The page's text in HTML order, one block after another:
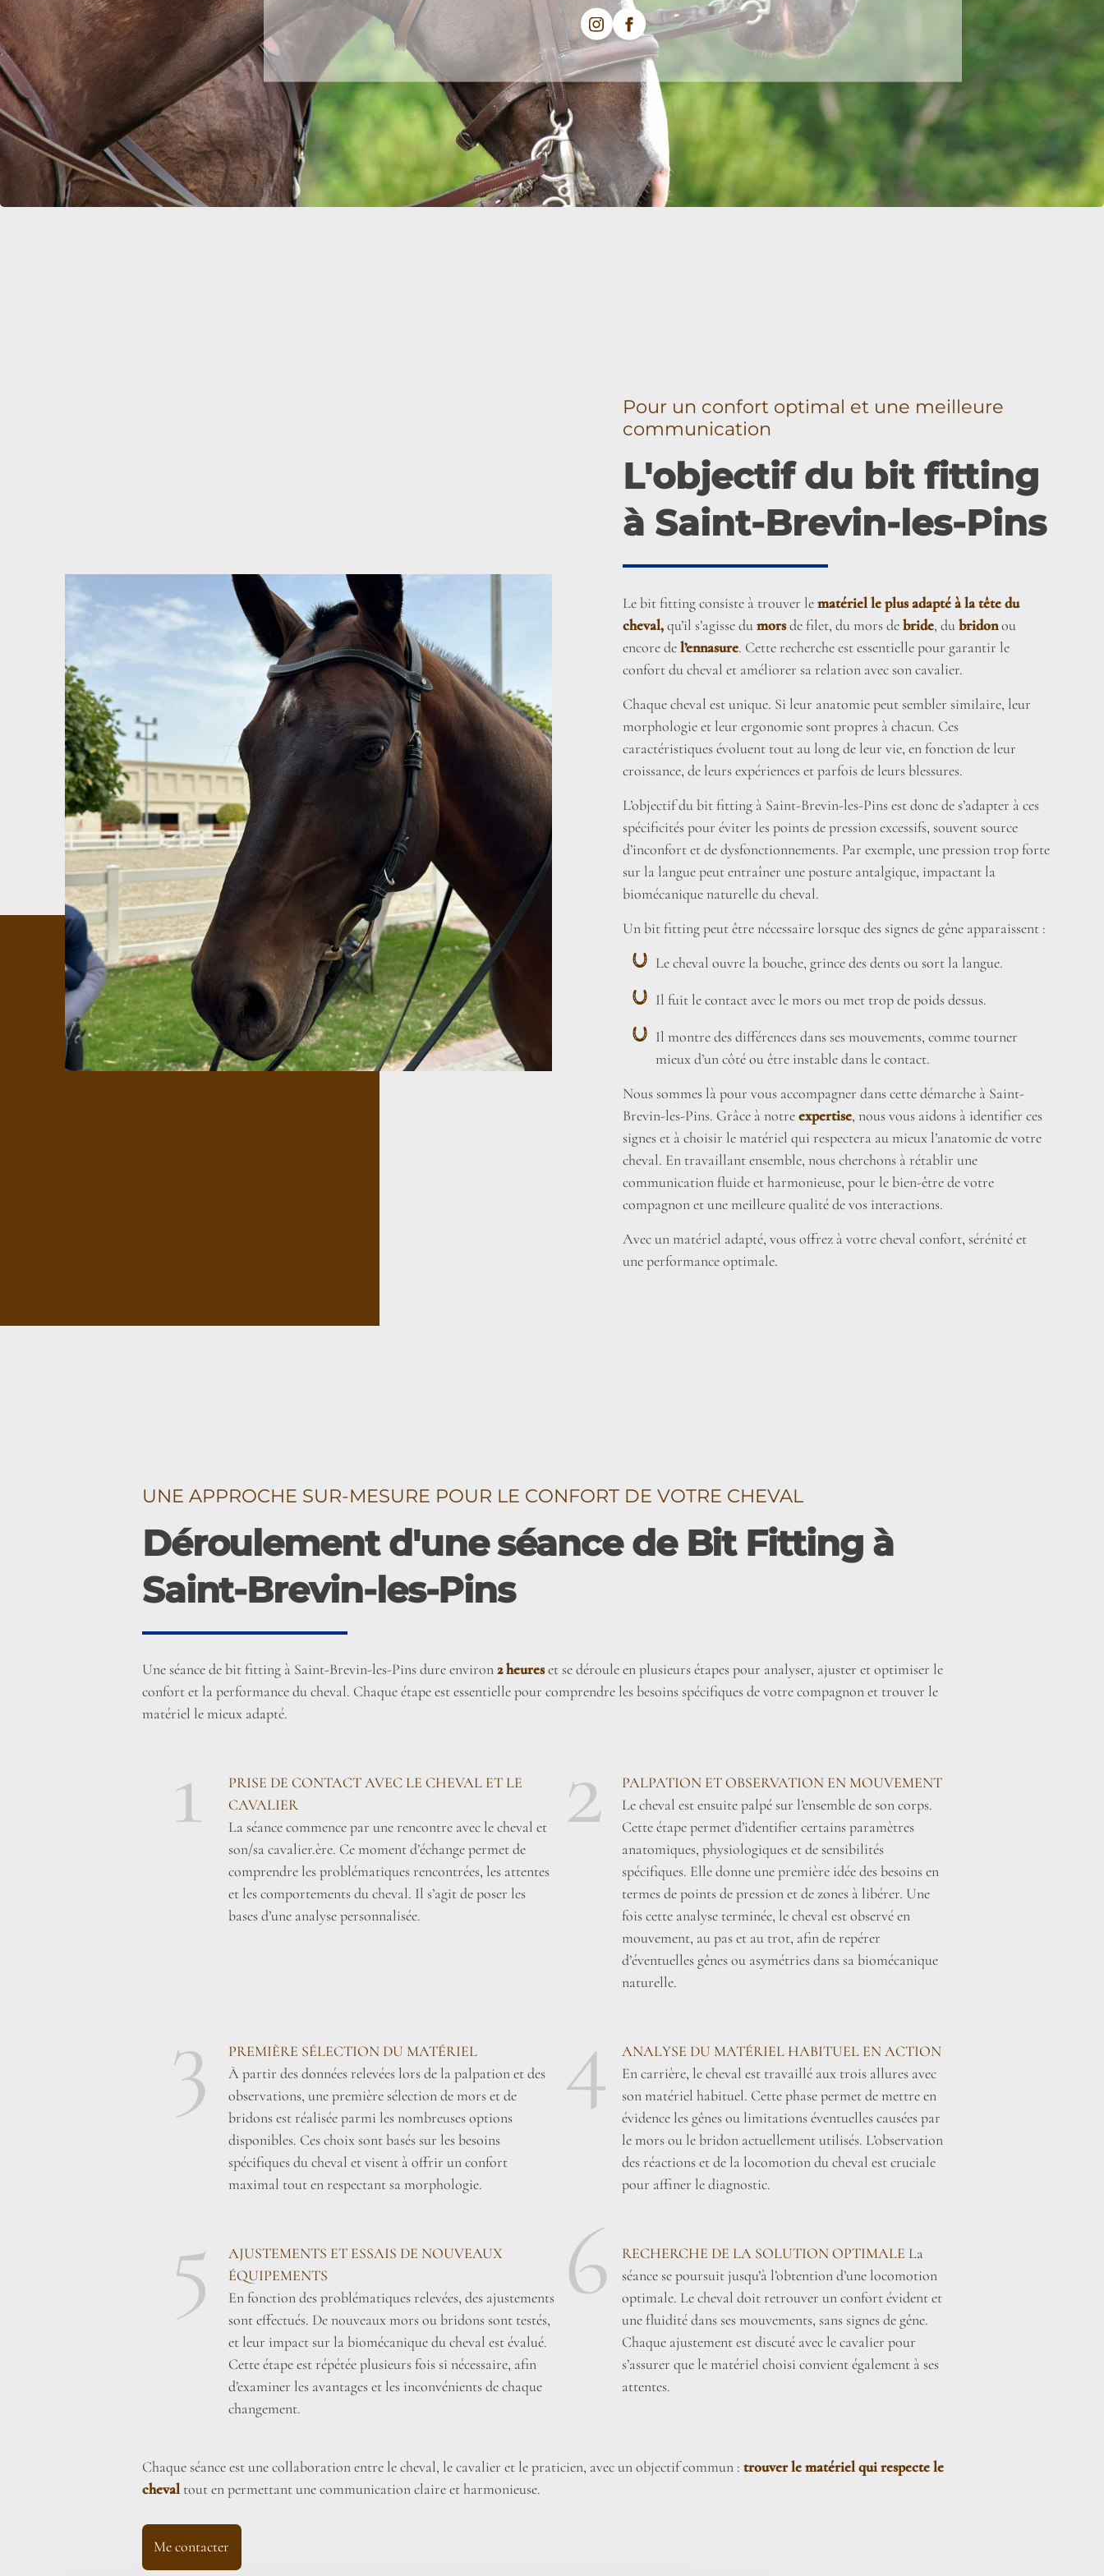
Pour un confort optimal et une meilleure
communication
L'objectif du bit fitting
à Saint-Brevin-les-Pins
Le bit fitting consiste à trouver lematériel le plus adapté à la tête du
cheval,qu’il s’agisse dumorsde filet, du mors debride, dubridonou
encore del’ennasure. Cette recherche est essentielle pour garantir le
confort du cheval et améliorer sa relation avec son cavalier.
Chaque cheval est unique. Si leur anatomie peut sembler similaire, leur
morphologie et leur ergonomie sont propres à chacun. Ces
caractéristiques évoluent tout au long de leur vie, en fonction de leur
croissance, de leurs expériences et parfois de leurs blessures.
L’objectif du bit fitting à Saint-Brevin-les-Pins est donc de s’adapter à ces
spécificités pour éviter les points de pression excessifs, souvent source
d’inconfort et de dysfonctionnements. Par exemple, une pression trop forte
sur la langue peut entraîner une posture antalgique, impactant la
biomécanique naturelle du cheval.
Un bit fitting peut être nécessaire lorsque des signes de gêne apparaissent :
Le cheval ouvre la bouche, grince des dents ou sort la langue.
Il fuit le contact avec le mors ou met trop de poids dessus.
Il montre des différences dans ses mouvements, comme tourner
mieux d’un côté ou être instable dans le contact.
Nous sommes là pour vous accompagner dans cette démarche à Saint-
Brevin-les-Pins. Grâce à notreexpertise, nous vous aidons à identifier ces
signes et à choisir le matériel qui respectera au mieux l’anatomie de votre
cheval. En travaillant ensemble, nous cherchons à rétablir une
communication fluide et harmonieuse, pour le bien-être de votre
compagnon et une meilleure qualité de vos interactions.
Avec un matériel adapté, vous offrez à votre cheval confort, sérénité et
une performance optimale.
UNE APPROCHE SUR-MESURE POUR LE CONFORT DE VOTRE CHEVAL
Déroulement d'une séance de Bit Fitting à
Saint-Brevin-les-Pins
Une séance de bit fitting à Saint-Brevin-les-Pins dure environ2 heureset se déroule en plusieurs étapes pour analyser, ajuster et optimiser le
confort et la performance du cheval. Chaque étape est essentielle pour comprendre les besoins spécifiques de votre compagnon et trouver le
matériel le mieux adapté.
1
PRISE DE CONTACT AVEC LE CHEVAL ET LE
CAVALIER
La séance commence par une rencontre avec le cheval et
son/sa cavalier.ère. Ce moment d’échange permet de
comprendre les problématiques rencontrées, les attentes
et les comportements du cheval. Il s’agit de poser les
bases d’une analyse personnalisée.
2
PALPATION ET OBSERVATION EN MOUVEMENT
Le cheval est ensuite palpé sur l’ensemble de son corps.
Cette étape permet d’identifier certains paramètres
anatomiques, physiologiques et de sensibilités
spécifiques. Elle donne une première idée des besoins en
termes de points de pression et de zones à libérer. Une
fois cette analyse terminée, le cheval est observé en
mouvement, au pas et au trot, afin de repérer
d’éventuelles gênes ou asymétries dans sa biomécanique
naturelle.
3
PREMIÈRE SÉLECTION DU MATÉRIEL
À partir des données relevées lors de la palpation et des
observations, une première sélection de mors et de
bridons est réalisée parmi les nombreuses options
disponibles. Ces choix sont basés sur les besoins
spécifiques du cheval et visent à offrir un confort
maximal tout en respectant sa morphologie.
4
ANALYSE DU MATÉRIEL HABITUEL EN ACTION
En carrière, le cheval est travaillé aux trois allures avec
son matériel habituel. Cette phase permet de mettre en
évidence les gênes ou limitations éventuelles causées par
le mors ou le bridon actuellement utilisés. L’observation
des réactions et de la locomotion du cheval est cruciale
pour affiner le diagnostic.
5
AJUSTEMENTS ET ESSAIS DE NOUVEAUX
ÉQUIPEMENTS
En fonction des problématiques relevées, des ajustements
sont effectués. De nouveaux mors ou bridons sont testés,
et leur impact sur la biomécanique du cheval est évalué.
Cette étape est répétée plusieurs fois si nécessaire, afin
d’examiner les avantages et les inconvénients de chaque
changement.
6 RECHERCHE DE LA SOLUTION OPTIMALE La
séance se poursuit jusqu’à l’obtention d’une locomotion
optimale. Le cheval doit retrouver un confort évident et
une fluidité dans ses mouvements, sans signes de gêne.
Chaque ajustement est discuté avec le cavalier pour
s’assurer que le matériel choisi convient également à ses
attentes.
Chaque séance est une collaboration entre le cheval, le cavalier et le praticien, avec un objectif commun : trouver le matériel qui respecte le
chevaltout en permettant une communication claire et harmonieuse.
Me contacter